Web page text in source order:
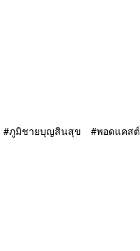
ภูมิชายบุญสินสุข พอดแคสต์